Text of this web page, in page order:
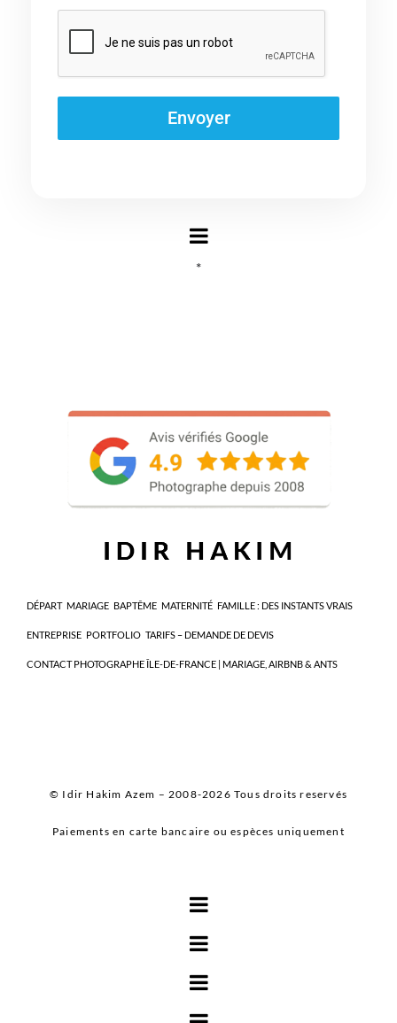
Envoyer
*
DÉPART MARIAGE BAPTÊME MATERNITÉ FAMILLE : DES INSTANTS VRAIS
ENTREPRISE PORTFOLIO TARIFS – DEMANDE DE DEVIS
CONTACT PHOTOGRAPHE ÎLE-DE-FRANCE | MARIAGE, AIRBNB & ANTS
© Idir Hakim Azem – 2008-2026 Tous droits reservés
Paiements en carte bancaire ou espèces uniquement